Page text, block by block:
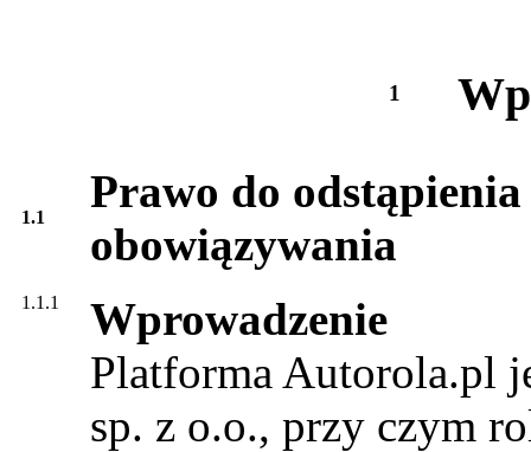
1
1.1
Prawo do
obowiązywania
1.1.1
Wprowadzenie
Platforma Autorola.pl
sp. z o.o., przy czym